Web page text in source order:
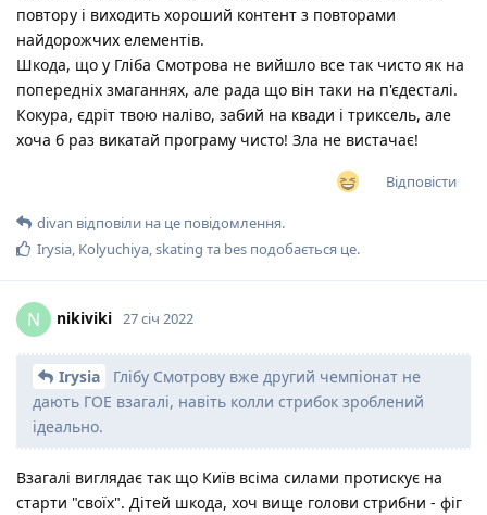
повтору і виходить хороший контент з повторами
найдорожчих елементів.
Шкода, що у Гліба Смотрова не вийшло все так чисто як на
попередніх змаганнях, але рада що він таки на п'єдесталі.
Кокура, єдріт твою наліво, забий на квади і триксель, але
хоча б раз викатай програму чисто! Зла не вистачає!
Відповісти
divan відповіли на це повідомлення.
Irysia, Kolyuchiya,skating та bes подобається це.
N nikiviki 27 січ 2022
Irysia
Глібу Смотрову вже другий чемпіонат не
дають ГОЕ взагалі, навіть колли стрибок зроблений
ідеально.
Взагалі виглядає так що Київ всіма силами протискує на
старти "своїх". Дітей шкода, хоч вище голови стрибни - фіг